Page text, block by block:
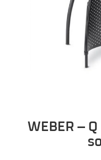
WEBER –